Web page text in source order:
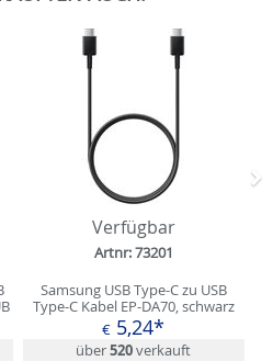
Verfügbar
Artnr: 73201
Samsung USB Type-C zu USB
Type-C Kabel EP-DA70, schwarz
€ 5,24*
über520verkauft